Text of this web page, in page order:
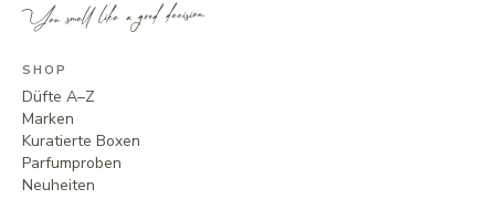
You smell like a good decision.
SHOP
Düfte A–Z
Marken
Kuratierte Boxen
Parfumproben
Neuheiten